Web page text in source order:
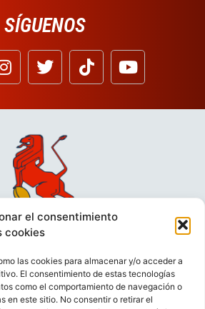
el consentimiento
cookies
las cookies para almacenar y/o acceder a
El consentimiento de estas tecnologías
como el comportamiento de navegación o
en este sitio. No consentir o retirar el
SÍGUENOS